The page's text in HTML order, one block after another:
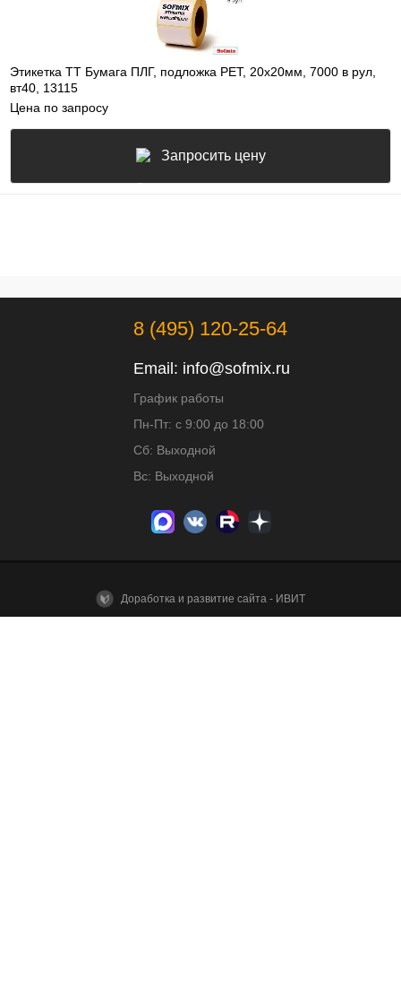
Этикетка ТТ Бумага ПЛГ, подложка РЕТ, 20х20мм, 7000 в рул,
вт40, 13115
Цена по запросу
Запросить цену
8 (495) 120-25-64
Email: info@sofmix.ru
График работы
Пн-Пт: с 9:00 до 18:00
Сб: Выходной
Вс: Выходной
Доработка и развитие сайта - ИВИТ